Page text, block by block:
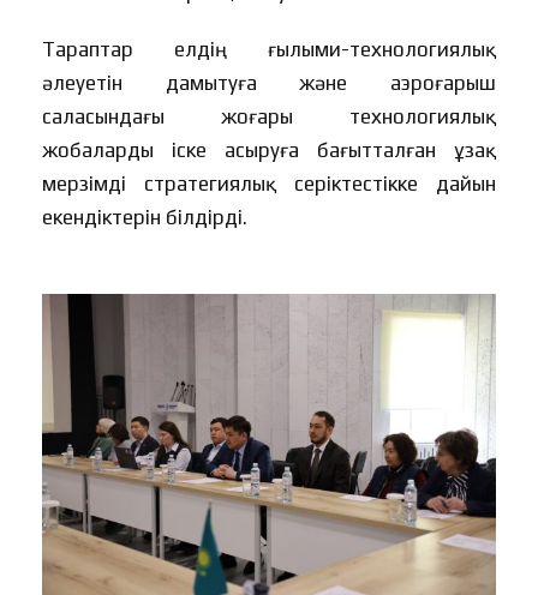
Тараптар елдің ғылыми-технологиялық
әлеуетін дамытуға және аэроғарыш
саласындағы жоғары технологиялық
жобаларды іске асыруға бағытталған ұзақ
мерзімді стратегиялық серіктестікке дайын
екендіктерін білдірді.